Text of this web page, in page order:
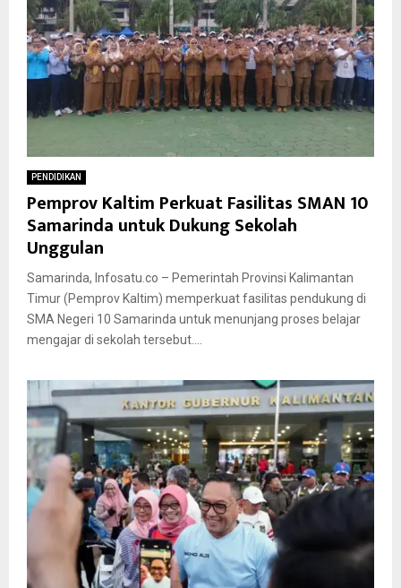
PENDIDIKAN
Pemprov Kaltim Perkuat Fasilitas SMAN 10
Samarinda untuk Dukung Sekolah
Unggulan
Samarinda, Infosatu.co – Pemerintah Provinsi Kalimantan
Timur (Pemprov Kaltim) memperkuat fasilitas pendukung di
SMA Negeri 10 Samarinda untuk menunjang proses belajar
mengajar di sekolah tersebut....